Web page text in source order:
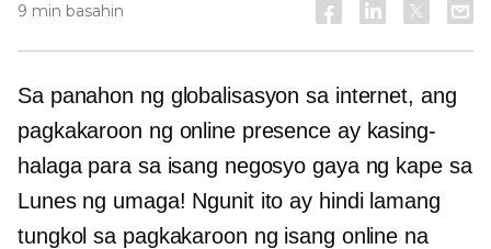
9 min basahin
Sa panahon ng globalisasyon sa internet, ang
pagkakaroon ng online presence ay kasing-
halaga para sa isang negosyo gaya ng kape sa
Lunes ng umaga! Ngunit ito ay hindi lamang
tungkol sa pagkakaroon ng isang online na